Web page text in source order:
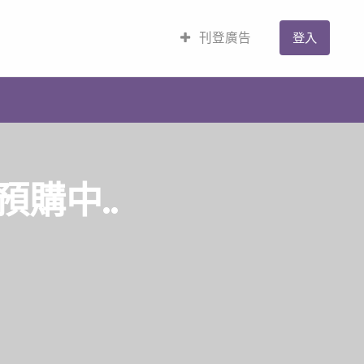
刊登廣告 登入
購中..